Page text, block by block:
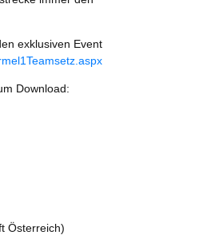
exklusiven Event
Download:
Österreich)